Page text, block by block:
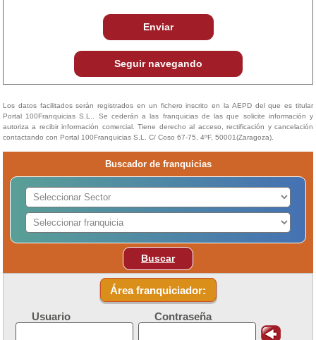
Enviar
Seguir navegando
Los datos facilitados serán registrados en un fichero inscrito en la AEPD del que es titular
Portal 100Franquicias S.L.. Se cederán a las franquicias de las que solicite información y
autoriza a recibir información comercial. Tiene derecho al acceso, rectificación y cancelación
contactando con Portal 100Franquicias S.L. C/ Coso 67-75, 4ºF, 50001(Zaragoza).
Buscador de franquicias
Buscar
Área franquiciador:
Usuario Contraseña